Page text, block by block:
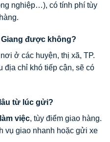
nghiệp…), có tính phí tùy
Giang được không?
ở các huyện, thị xã, TP.
địa chỉ khó tiếp cận, sẽ có
từ lúc gửi?
việc, tùy điểm giao hàng.
vụ giao nhanh hoặc gửi xe